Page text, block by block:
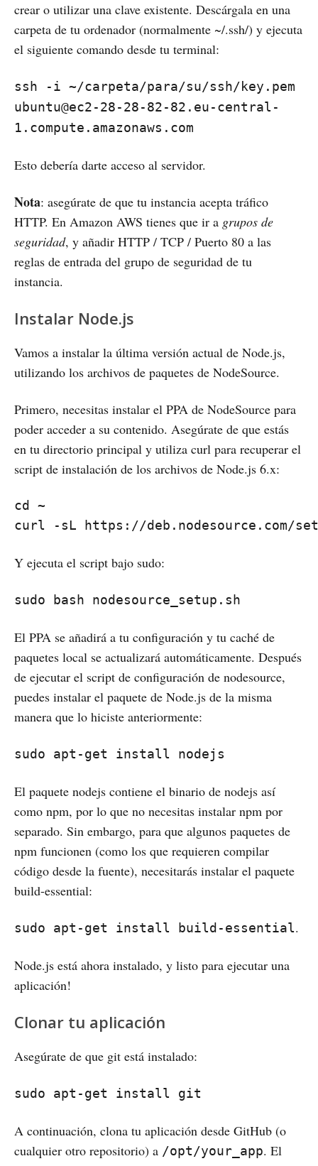
crear o utilizar una clave existente. Descárgala en una
carpeta de tu ordenador (normalmente ~/.ssh/) y ejecuta
el siguiente comando desde tu terminal:
ssh -i ~/carpeta/para/su/ssh/key.pem
ubuntu@ec2-28-28-82-82.eu-central-
1.compute.amazonaws.com
Esto debería darte acceso al servidor.
Nota: asegúrate de que tu instancia acepta tráfico
HTTP. En Amazon AWS tienes que ir a grupos de
seguridad, y añadir HTTP / TCP / Puerto 80 a las
reglas de entrada del grupo de seguridad de tu
instancia.
Instalar Node.js
Vamos a instalar la última versión actual de Node.js,
utilizando los archivos de paquetes de NodeSource.
Primero, necesitas instalar el PPA de NodeSource para
poder acceder a su contenido. Asegúrate de que estás
en tu directorio principal y utiliza curl para recuperar el
script de instalación de los archivos de Node.js 6.x:
cd ~
Y ejecuta el script bajo sudo:
sudo bash nodesource_setup.sh
El PPA se añadirá a tu configuración y tu caché de
paquetes local se actualizará automáticamente. Después
de ejecutar el script de configuración de nodesource,
puedes instalar el paquete de Node.js de la misma
manera que lo hiciste anteriormente:
sudo apt-get install nodejs
El paquete nodejs contiene el binario de nodejs así
como npm, por lo que no necesitas instalar npm por
separado. Sin embargo, para que algunos paquetes de
npm funcionen (como los que requieren compilar
código desde la fuente), necesitarás instalar el paquete
build-essential:
sudo apt-get install build-essential.
Node.js está ahora instalado, y listo para ejecutar una
aplicación!
Clonar tu aplicación
Asegúrate de que git está instalado:
sudo apt-get install git
A continuación, clona tu aplicación desde GitHub (o
cualquier otro repositorio) a /opt/your_app. El